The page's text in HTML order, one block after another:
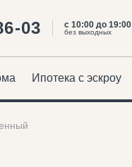
03 с 10:00 до 19:00
без выходных
Ипотека с эскроу